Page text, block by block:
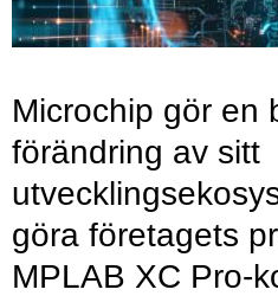
Microchip gör en
förändring av sitt
göra företagets
MPLAB XC Pro-